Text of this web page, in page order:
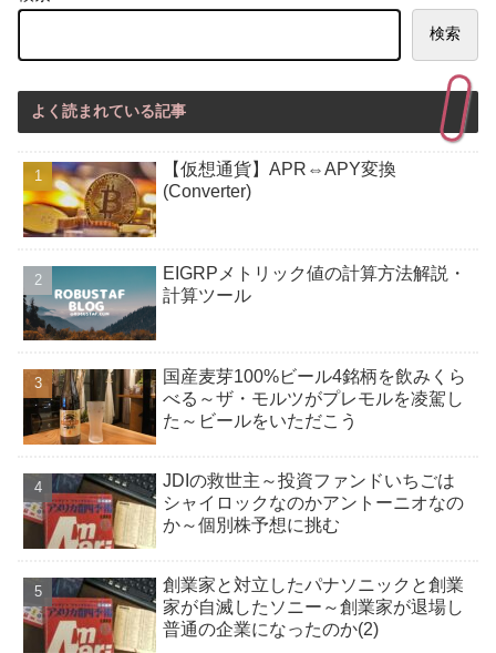
検索
よく読まれている記事
【仮想通貨】APR⇔APY変換
(Converter)
EIGRPメトリック値の計算方法解説・
計算ツール
国産麦芽100%ビール4銘柄を飲みくら
べる～ザ・モルツがプレモルを凌駕し
た～ビールをいただこう
JDIの救世主～投資ファンドいちごは
シャイロックなのかアントーニオなの
か～個別株予想に挑む
創業家と対立したパナソニックと創業
家が自滅したソニー～創業家が退場し
普通の企業になったのか(2)